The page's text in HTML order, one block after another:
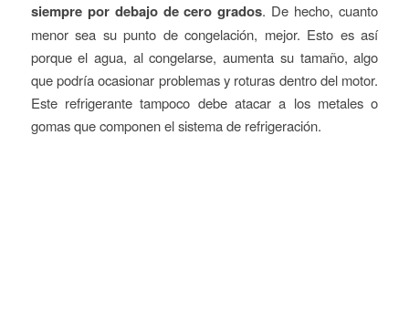
siempre por debajo de cero grados. De hecho, cuanto
menor sea su punto de congelación, mejor. Esto es así
porque el agua, al congelarse, aumenta su tamaño, algo
que podría ocasionar problemas y roturas dentro del motor.
Este refrigerante tampoco debe atacar a los metales o
gomas que componen el sistema de refrigeración.